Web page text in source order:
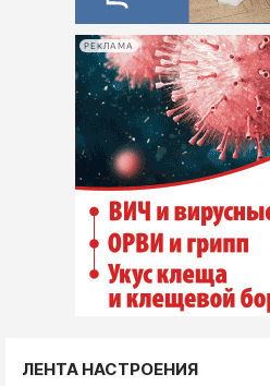
РЕКЛАМА
ЛЕНТА НАСТРОЕНИЯ